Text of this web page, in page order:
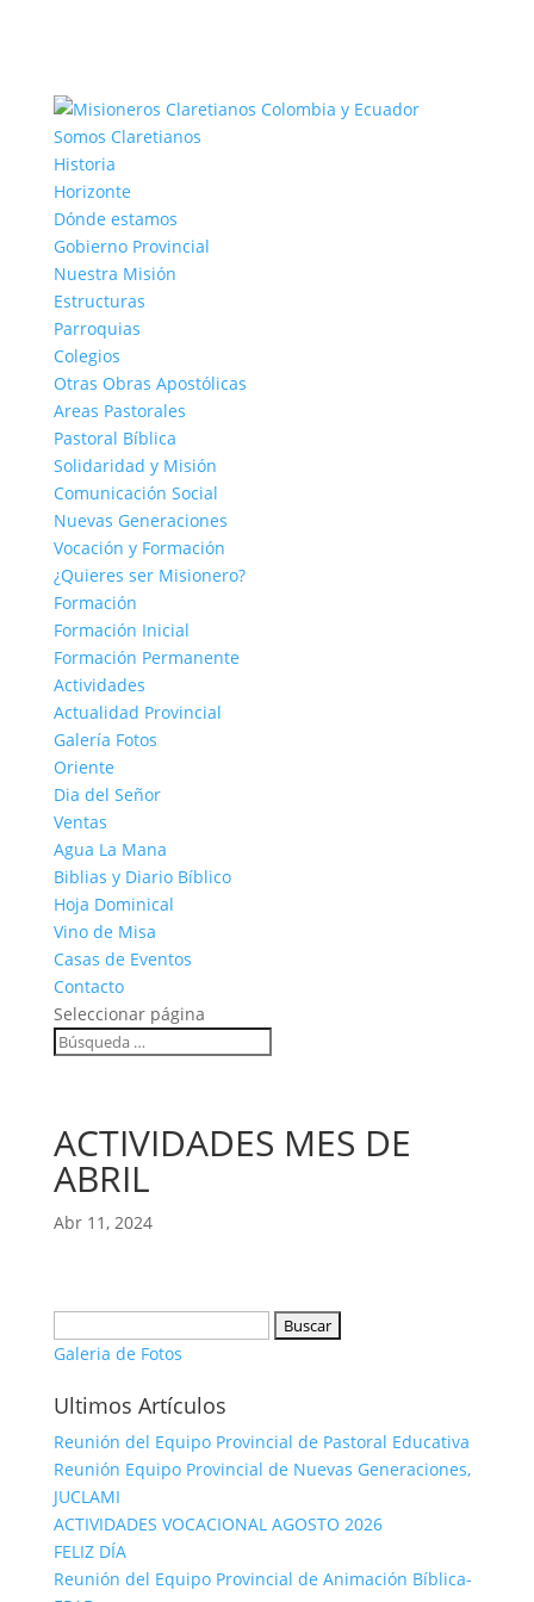
Somos Claretianos
Historia
Horizonte
Dónde estamos
Gobierno Provincial
Nuestra Misión
Estructuras
Parroquias
Colegios
Otras Obras Apostólicas
Areas Pastorales
Pastoral Bíblica
Solidaridad y Misión
Comunicación Social
Nuevas Generaciones
Vocación y Formación
¿Quieres ser Misionero?
Formación
Formación Inicial
Formación Permanente
Actividades
Actualidad Provincial
Galería Fotos
Oriente
Dia del Señor
Ventas
Agua La Mana
Biblias y Diario Bíblico
Hoja Dominical
Vino de Misa
Casas de Eventos
Contacto
Seleccionar página
ACTIVIDADES MES DE
ABRIL
Abr 11, 2024
Galeria de Fotos
Ultimos Artículos
Reunión del Equipo Provincial de Pastoral Educativa
Reunión Equipo Provincial de Nuevas Generaciones,
JUCLAMI
ACTIVIDADES VOCACIONAL AGOSTO 2026
FELIZ DÍA
Reunión del Equipo Provincial de Animación Bíblica-